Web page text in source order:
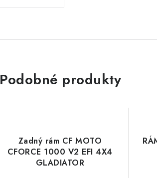
Podobné produkty
Zadný rám CF MOTO
CFORCE 1000 V2 EFI 4X4
GLADIATOR